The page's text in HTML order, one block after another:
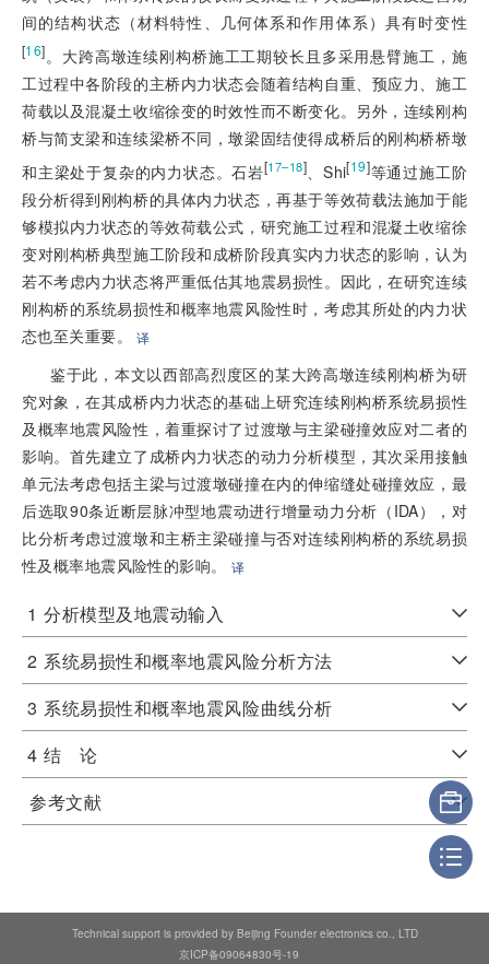
间的结构状态（材料特性、几何体系和作用体系）具有时变性
[16]。大跨高墩连续刚构桥施工工期较长且多采用悬臂施工，施
工过程中各阶段的主桥内力状态会随着结构自重、预应力、施工
荷载以及混凝土收缩徐变的时效性而不断变化。另外，连续刚构
桥与简支梁和连续梁桥不同，墩梁固结使得成桥后的刚构桥桥墩
和主梁处于复杂的内力状态。石岩[17–18] 、Shi[19]等通过施工阶
段分析得到刚构桥的具体内力状态，再基于等效荷载法施加于能
够模拟内力状态的等效荷载公式，研究施工过程和混凝土收缩徐
变对刚构桥典型施工阶段和成桥阶段真实内力状态的影响，认为
若不考虑内力状态将严重低估其地震易损性。因此，在研究连续
刚构桥的系统易损性和概率地震风险性时，考虑其所处的内力状
态也至关重要。
译
鉴于此，本文以西部高烈度区的某大跨高墩连续刚构桥为研
究对象，在其成桥内力状态的基础上研究连续刚构桥系统易损性
及概率地震风险性，着重探讨了过渡墩与主梁碰撞效应对二者的
影响。首先建立了成桥内力状态的动力分析模型，其次采用接触
单元法考虑包括主梁与过渡墩碰撞在内的伸缩缝处碰撞效应，最
后选取90条近断层脉冲型地震动进行增量动力分析（IDA），对
比分析考虑过渡墩和主桥主梁碰撞与否对连续刚构桥的系统易损
性及概率地震风险性的影响。
译
1 分析模型及地震动输入
2 系统易损性和概率地震风险分析方法
3 系统易损性和概率地震风险曲线分析
4 结 论
参考文献
Technical support is provided by Beijing Founder electronics co., LTD
京ICP备09064830号-19